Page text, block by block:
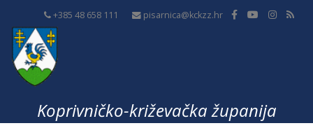
+385 48 658 111 pisarnica@kckzz.hr
Koprivničko-križevačka županija